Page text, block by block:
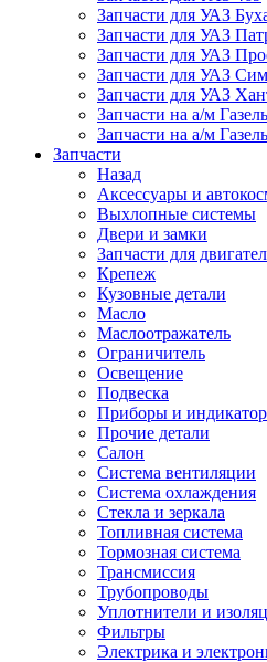
Запчасти для УАЗ
Запчасти для УАЗ
Запчасти для УАЗ
Запчасти для УАЗ
Запчасти для УАЗ
Запчасти на а/м Газель
Запчасти на а/м
Запчасти
Назад
Аксессуары и
Выхлопные системы
Двери и замки
Запчасти для
Крепеж
Кузовные детали
Масло
Маслоотражатель
Ограничитель
Освещение
Подвеска
Приборы и
Прочие детали
Салон
Система вентиляции
Система охлаждения
Стекла и зеркала
Топливная система
Тормозная система
Трансмиссия
Трубопроводы
Уплотнители и
Фильтры
Электрика и